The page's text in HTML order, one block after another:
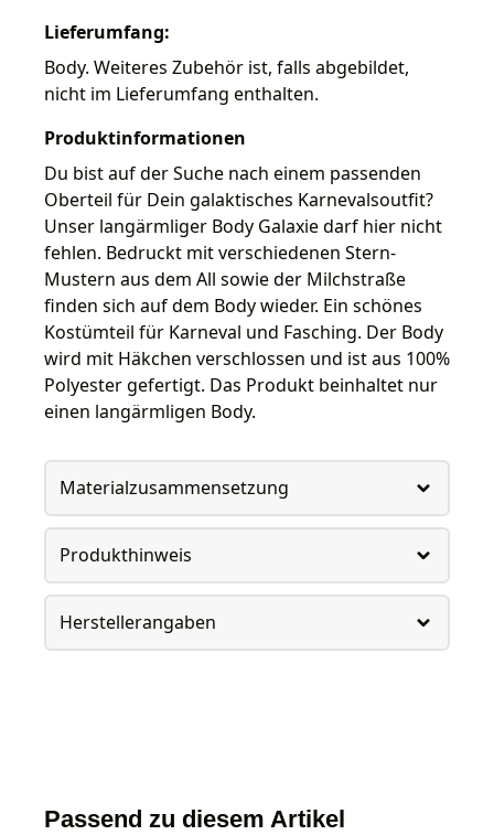
Lieferumfang:
Body. Weiteres Zubehör ist, falls abgebildet,
nicht im Lieferumfang enthalten.
Produktinformationen
Du bist auf der Suche nach einem passenden
Oberteil für Dein galaktisches Karnevalsoutfit?
Unser langärmliger Body Galaxie darf hier nicht
fehlen. Bedruckt mit verschiedenen Stern-
Mustern aus dem All sowie der Milchstraße
finden sich auf dem Body wieder. Ein schönes
Kostümteil für Karneval und Fasching. Der Body
wird mit Häkchen verschlossen und ist aus 100%
Polyester gefertigt. Das Produkt beinhaltet nur
einen langärmligen Body.
Materialzusammensetzung
Produkthinweis
Herstellerangaben
Passend zu diesem Artikel